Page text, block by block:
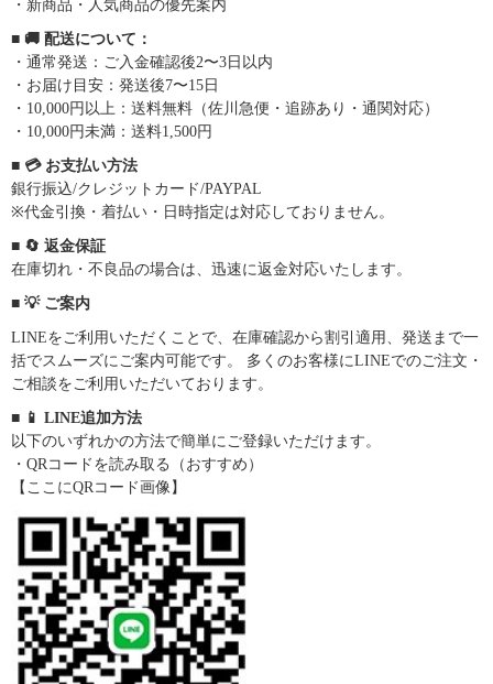
・新商品・人気商品の優先案内
■ 🚚 配送について：
・通常発送：ご入金確認後2〜3日以内
・お届け目安：発送後7〜15日
・10,000円以上：送料無料（佐川急便・追跡あり・通関対応）
・10,000円未満：送料1,500円
■ 💳 お支払い方法
銀行振込/クレジットカード/PAYPAL
※代金引換・着払い・日時指定は対応しておりません。
■ 🔄 返金保証
在庫切れ・不良品の場合は、迅速に返金対応いたします。
■ 💡 ご案内
LINEをご利用いただくことで、在庫確認から割引適用、発送まで一
括でスムーズにご案内可能です。 多くのお客様にLINEでのご注文・
ご相談をご利用いただいております。
■ 📱 LINE追加方法
以下のいずれかの方法で簡単にご登録いただけます。
・QRコードを読み取る（おすすめ）
【ここにQRコード画像】